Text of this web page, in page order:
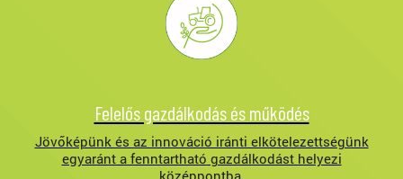
Felelős gazdálkodás és működés
Jövőképünk és az innováció iránti elkötelezettségünk
egyaránt a fenntartható gazdálkodást helyezi
középpontba.